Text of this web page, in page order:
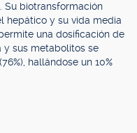
Su biotransformación
hepático y su vida media
una dosificación de
y sus metabolitos se
hallándose un 10%